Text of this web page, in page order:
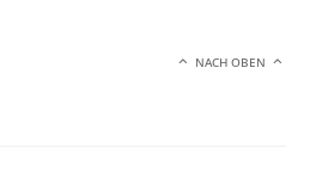
NACH OBEN